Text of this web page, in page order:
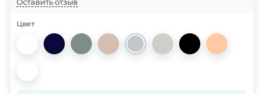
Цвет